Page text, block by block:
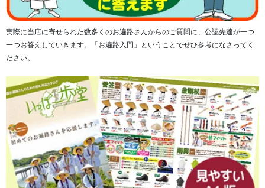
実際に当店に寄せられた数多くのお遍路さんからのご質問に、公認先達が一つ
一つお答えしていきます。「お遍路入門」ということでぜひ参考になさってく
ださい。